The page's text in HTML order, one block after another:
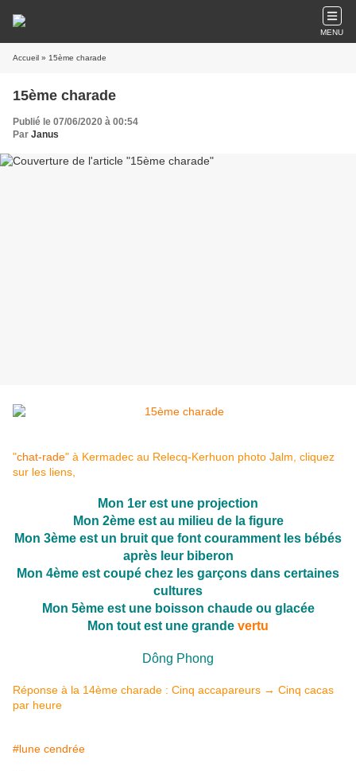
MENU
Accueil » 15ème charade
15ème charade
Publié le 07/06/2020 à 00:54
Par Janus
"chat-rade" à Kermadec au Relecq-Kerhuon photo Jalm, cliquez
sur les liens,
Mon 1er est une projection
Mon 2ème est au milieu de la figure
Mon 3ème est un bruit que font couramment les bébés
après leur biberon
Mon 4ème est coupé chez les garçons dans certaines
cultures
Mon 5ème est une boisson chaude ou glacée
Mon tout est une grande vertu
Dông Phong
Réponse à la 14ème charade : Cinq accapareurs → Cinq cacas
par heure
#lune cendrée